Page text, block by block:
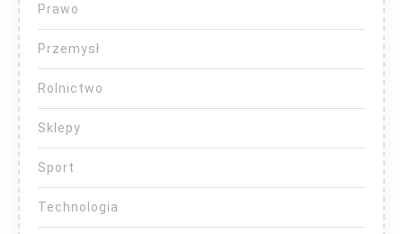
Prawo
Przemysł
Rolnictwo
Sklepy
Sport
Technologia